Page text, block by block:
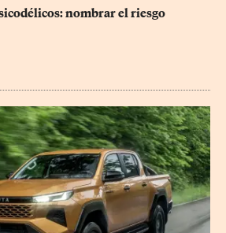
nombrar el riesgo